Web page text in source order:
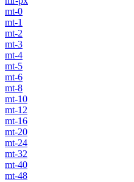
mt-0
mt-1
mt-2
mt-3
mt-4
mt-5
mt-6
mt-8
mt-10
mt-12
mt-16
mt-20
mt-24
mt-32
mt-40
mt-48